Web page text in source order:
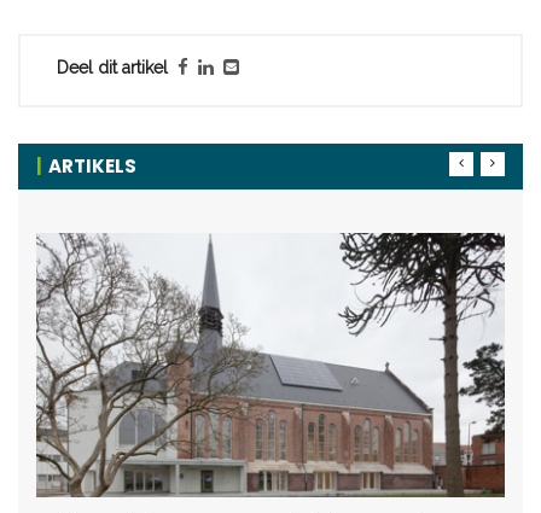
Deel dit artikel
ARTIKELS